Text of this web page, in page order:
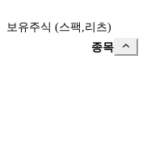
보유주식 (스팩,리츠)
종목